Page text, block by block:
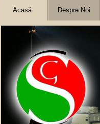
Acasă Despre Noi